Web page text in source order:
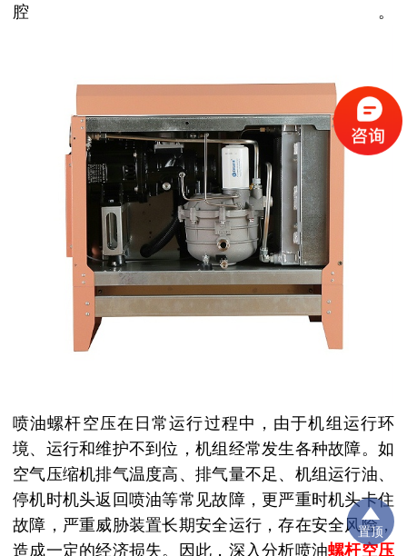
腔。
喷油螺杆空压在日常运行过程中，由于机组运行环
境、运行和维护不到位，机组经常发生各种故障。如
空气压缩机排气温度高、排气量不足、机组运行油、
停机时机头返回喷油等常见故障，更严重时机头卡住
故障，严重威胁装置长期安全运行，存在安全风险，
造成一定的经济损失。因此，深入分析喷油螺杆空压
置顶